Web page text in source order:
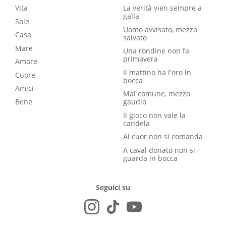
Vita
Sole
Casa
Mare
Amore
Cuore
Amici
Bene
La verità vien sempre a
galla
Uomo avvisato, mezzo
salvato
Una rondine non fa
primavera
Il mattino ha l'oro in
bocca
Mal comune, mezzo
gaudio
Il gioco non vale la
candela
Al cuor non si comanda
A caval donato non si
guarda in bocca
Seguici su